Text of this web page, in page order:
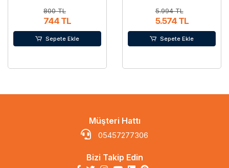
800 TL
744 TL
Sepete Ekle
5.994 TL
5.574 TL
Sepete Ekle
Müşteri Hattı
05457277306
Bizi Takip Edin